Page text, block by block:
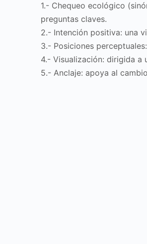
1.- Chequeo ecológico
preguntas claves.
2.- Intención positiva: una
3.- Posiciones
4.- Visualización: dirigida a
5.- Anclaje: apoya al